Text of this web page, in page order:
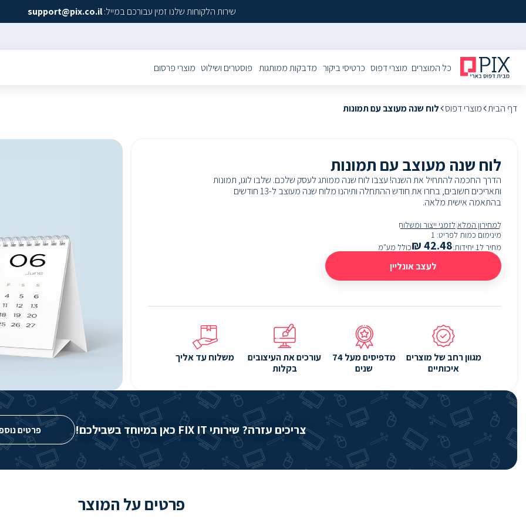
שירות הלקוחות שלנו זמין עבורכם במייל:support@pix.co.il
כל המוצרים מוצרי דפוס כרטיסי ביקור מדבקות ממותגות פוסטרים ושילוט מוצרי פרסום
דף הבית מוצרי דפוס לוח שנה מעוצב עם תמונות
לוח שנה מעוצב עם תמונות
הדרך החכמה להתחיל את השנה! עצבו לוח שנה ממותג לעסק שלכם. שלבו לוגו, תמונות
ותאריכים חשובים, בחרו את חודש ההתחלה ותיהנו מלוח שנה מעוצב ל-
13 חודשים
בהתאמה אישית מלאה.
למחירון המלא|לזמני ייצור ומשלוח
מינימום כמות לפריט:
1
מחיר ל1 יחידות
:
42.48
₪כולל מע"מ
לעצב אונליין
מגוון רחב של מוצרים
איכותיים
מדפיסים מעל 74
שנים
עורכים את העיצובים
בקלות
משלוח עד אליך
צריכים עזרה? שירותי FIX IT כאן במיוחד בשבילכם! פרטים
פרטים על המוצר